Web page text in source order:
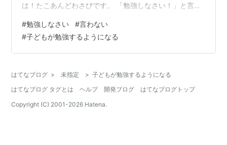
は！たこあんどわさびです。 「勉強しなさい！」と言わ
わたって良好な親子関係を築いていくためにも「勉強し
なさい！」と言わなくてもすむようにしていきましょ
う。「勉強しなさい！と言われたことがない」と言う大
と言われたことがない人】って本当にいるの？ 【勉強し
なさい】と言ってしまう気持ちは？ 【勉強しな…
#勉強しなさい #言わない
#子どもが勉強するようになる
はてなブログ > 未指定 > 子どもが勉強するようになる
はてなブログ タグとは
ヘルプ 開発ブログ
はてなブログトップ
Copyright (C) 2001-2026 Hatena.